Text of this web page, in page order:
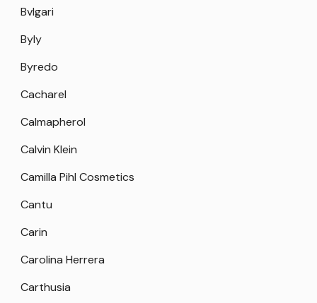
Bvlgari
Byly
Byredo
Cacharel
Calmapherol
Calvin Klein
Camilla Pihl Cosmetics
Cantu
Carin
Carolina Herrera
Carthusia